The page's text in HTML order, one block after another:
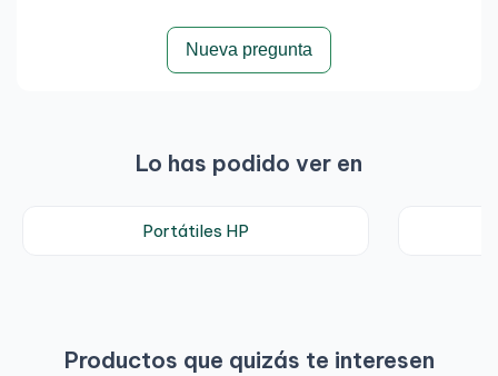
Nueva pregunta
Lo has podido ver en
Portátiles HP
Productos que quizás te interesen